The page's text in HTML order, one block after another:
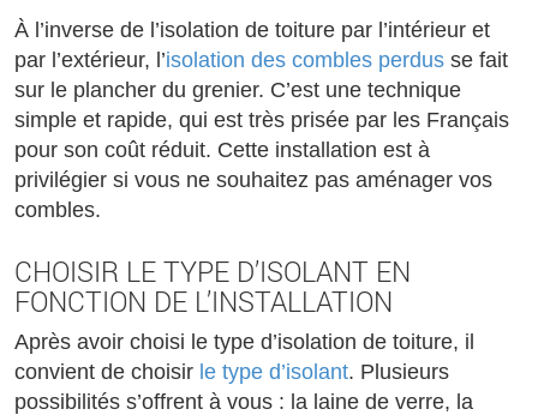
À l’inverse de l’isolation de toiture par l’intérieur et
par l’extérieur, l’isolation des combles perdus se fait
sur le plancher du grenier. C’est une technique
simple et rapide, qui est très prisée par les Français
pour son coût réduit. Cette installation est à
privilégier si vous ne souhaitez pas aménager vos
combles.
CHOISIR LE TYPE D’ISOLANT EN
FONCTION DE L’INSTALLATION
Après avoir choisi le type d’isolation de toiture, il
convient de choisir le type d’isolant. Plusieurs
possibilités s’offrent à vous : la laine de verre, la